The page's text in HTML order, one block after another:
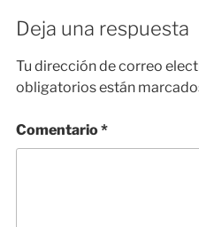
Deja una respuesta
Tu dirección de correo
obligatorios están
Comentario*